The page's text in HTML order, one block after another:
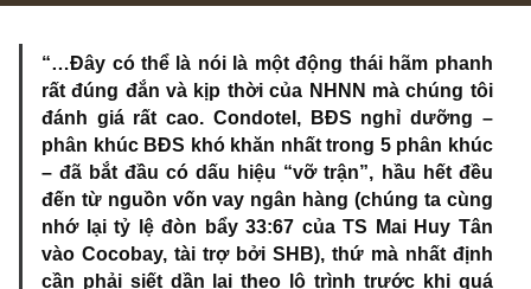
“…Đây có thể là nói là một động thái hãm
rất đúng đắn và kịp thời của NHNN mà chúng
đánh giá rất cao. Condotel, BĐS nghỉ dưỡng
phân khúc BĐS khó khăn nhất trong 5 phân
– đã bắt đầu có dấu hiệu “vỡ trận”, hầu hết
đến từ nguồn vốn vay ngân hàng (chúng ta